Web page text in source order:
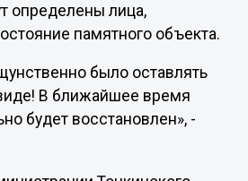
определены лица,
памятного объекта.
было оставлять
В ближайшее время
будет восстановлен», -